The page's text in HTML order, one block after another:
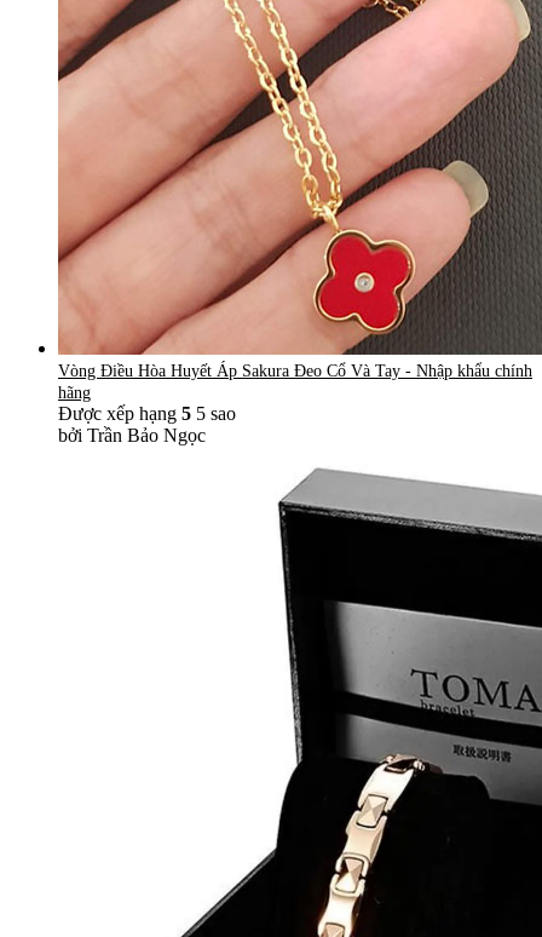
Vòng Điều Hòa Huyết Áp Sakura Đeo Cổ Và Tay - Nhập khẩu chính
hãng
Được xếp hạng 5 5 sao
bởi Trần Bảo Ngọc